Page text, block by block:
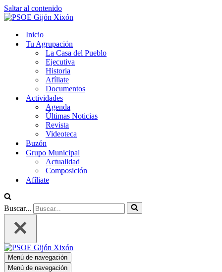
Saltar al contenido
Inicio
Tu Agrupación
La Casa del Pueblo
Ejecutiva
Historia
Afíliate
Documentos
Actividades
Agenda
Últimas Noticias
Revista
Videoteca
Buzón
Grupo Municipal
Actualidad
Composición
Afíliate
Buscar...
Menú de navegación
Menú de navegación